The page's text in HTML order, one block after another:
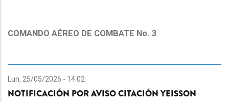
COMANDO AÉREO DE COMBATE No. 3
Lun, 25/05/2026 - 14:02
NOTIFICACIÓN POR AVISO CITACIÓN YEISSON